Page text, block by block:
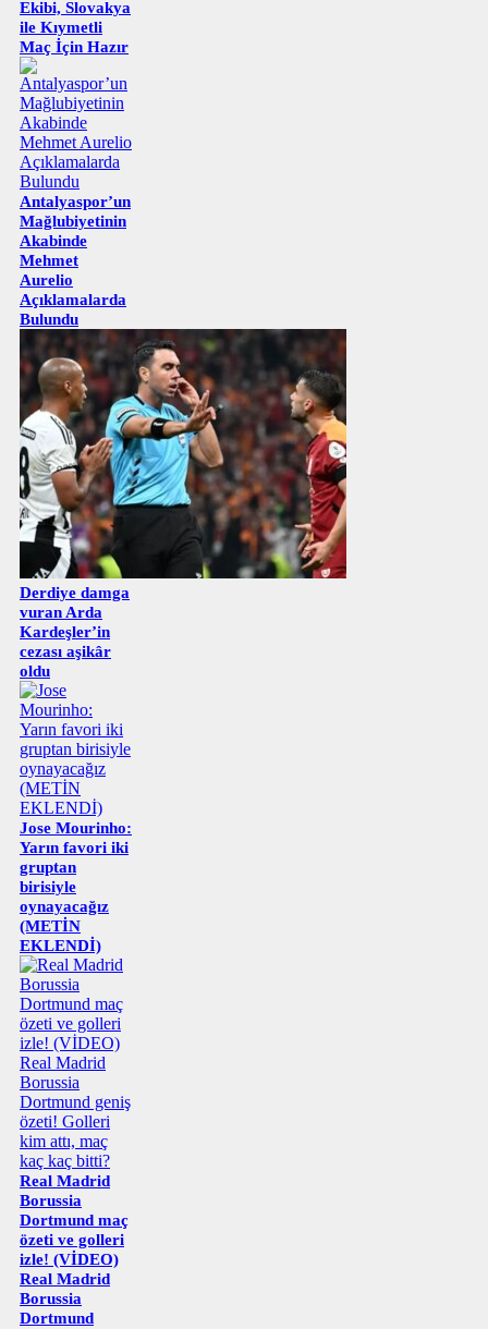
Ekibi, Slovakya
ile Kıymetli
Maç İçin Hazır
Antalyaspor’un
Mağlubiyetinin
Akabinde
Mehmet
Aurelio
Açıklamalarda
Bulundu
Derdiye damga
vuran Arda
Kardeşler’in
cezası aşikâr
oldu
Jose Mourinho:
Yarın favori iki
gruptan
birisiyle
oynayacağız
(METİN
EKLENDİ)
Real Madrid
Borussia
Dortmund maç
özeti ve golleri
izle! (VİDEO)
Real Madrid
Borussia
Dortmund